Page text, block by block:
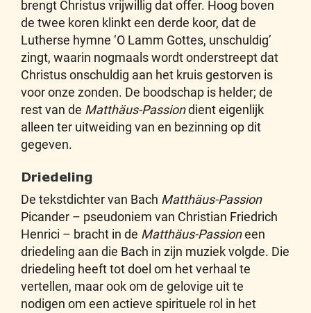
brengt Christus vrijwillig dat offer. Hoog boven
de twee koren klinkt een derde koor, dat de
Lutherse hymne ‘O Lamm Gottes, unschuldig’
zingt, waarin nogmaals wordt onderstreept dat
Christus onschuldig aan het kruis gestorven is
voor onze zonden. De boodschap is helder; de
rest van de Matthäus-Passiondient eigenlijk
alleen ter uitweiding van en bezinning op dit
gegeven.
Driedeling
De tekstdichter van Bach Matthäus-Passion
Picander – pseudoniem van Christian Friedrich
Henrici – bracht in de Matthäus-Passioneen
driedeling aan die Bach in zijn muziek volgde. Die
driedeling heeft tot doel om het verhaal te
vertellen, maar ook om de gelovige uit te
nodigen om een actieve spirituele rol in het